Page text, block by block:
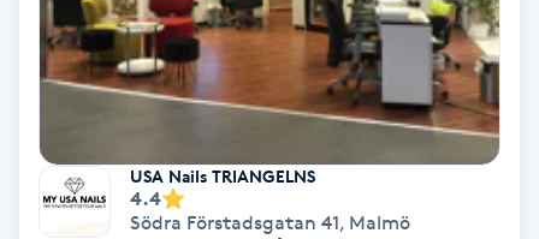
Diamantslipning
Extensions USA Nails TRIANGELNS
4.4
Södra Förstadsgatan 41, Malmö